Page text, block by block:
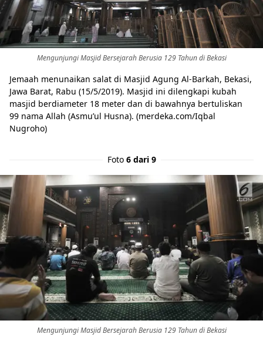
Mengunjungi Masjid Bersejarah Berusia 129 Tahun di Bekasi
Jemaah menunaikan salat di Masjid Agung Al-Barkah, Bekasi,
Jawa Barat, Rabu (15/5/2019). Masjid ini dilengkapi kubah
masjid berdiameter 18 meter dan di bawahnya bertuliskan
99 nama Allah (Asmu’ul Husna). (merdeka.com/Iqbal
Nugroho)
Foto 6 dari 9
Mengunjungi Masjid Bersejarah Berusia 129 Tahun di Bekasi